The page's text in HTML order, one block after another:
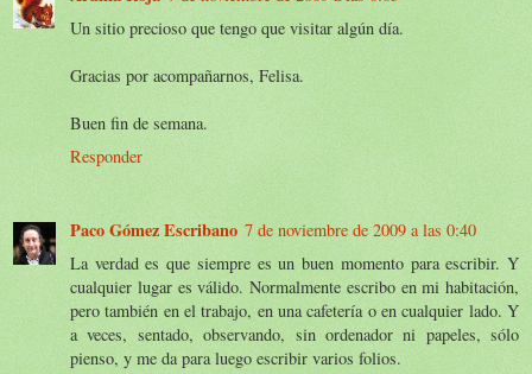
Un sitio precioso que tengo que visitar algún día.
Gracias por acompañarnos, Felisa.
Buen fin de semana.
Responder
Paco Gómez Escribano 7 de noviembre de 2009 a las 0:40
La verdad es que siempre es un buen momento para escribir. Y
cualquier lugar es válido. Normalmente escribo en mi habitación,
pero también en el trabajo, en una cafetería o en cualquier lado. Y
a veces, sentado, observando, sin ordenador ni papeles, sólo
pienso, y me da para luego escribir varios folios.